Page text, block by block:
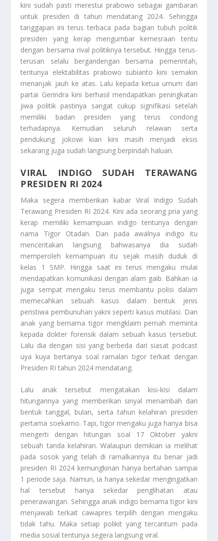
kini sudah pasti merestui prabowo sebagai gambaran
untuk presiden di tahun mendatang 2024. Sehingga
tanggapan ini terus terbaca pada bagian tubuh politik
presiden yang kerap mengumbar kemesraan tentu
dengan bersama rival politiknya tersebut. Hingga terus-
terusan selalu bergandengan bersama pemerintah,
tentunya elektabilitas prabowo subianto kini semakin
menanjak jauh ke atas. Lalu kepada ketua umum dari
partai Gerindra kini berhasil mendapatkan peningkatan
jiwa politik pastinya sangat cukup signifikasi setelah
memiliki badan presiden yang terus condong
terhadapnya. Kemudian seluruh relawan serta
pendukung jokowi kian kini masih menjadi eksis
sekarang juga sudah langsung berpindah haluan.
VIRAL INDIGO SUDAH TERAWANG
PRESIDEN RI 2024
Maka segera memberikan kabar Viral Indigo Sudah
Terawang Presiden RI 2024. Kini ada seorang pria yang
kerap memiliki kemampuan indigo tentunya dengan
nama Tigor Otadan. Dan pada awalnya indigo itu
menceritakan langsung bahwasanya dia sudah
memperoleh kemampuan itu sejak masih duduk di
kelas 1 SMP. Hingga saat ini terus mengaku mulai
mendapatkan komunikasi dengan alam gaib. Bahkan ia
juga sempat mengaku terus membantu polisi dalam
memecahkan sebuah kasus dalam bentuk jenis
peristiwa pembunuhan yakni seperti kasus mutilasi. Dan
anak yang bernama tigor mengklaim pernah meminta
kepada dokter forensik dalam sebuah kasus tersebut.
Lalu dia dengan sisi yang berbeda dari siasat podcast
uya kuya bertanya soal ramalan tigor terkait dengan
Presiden RI tahun 2024 mendatang.
Lalu anak tersebut mengatakan kisi-kisi dalam
hitungannya yang memberikan sinyal menambah dari
bentuk tanggal, bulan, serta tahun kelahiran presiden
pertama soekarno. Tapi, tigor mengaku juga hanya bisa
mengerti dengan hitungan soal 17 Oktober yakni
sebuah tanda kelahiran. Walaupun demikian ia melihat
pada sosok yang telah di ramalkannya itu benar jadi
presiden RI 2024 kemungkinan hanya bertahan sampai
1 periode saja. Namun, ia hanya sekedar mengingatkan
hal tersebut hanya sekedar penglihatan atau
penerawangan. Sehingga anak indigo bernama tigor kini
menjawab terkait cawapres terpilih dengan mengaku
tidak tahu. Maka setiap polikit yang tercantum pada
media sosial tentunya segera langsungviral.